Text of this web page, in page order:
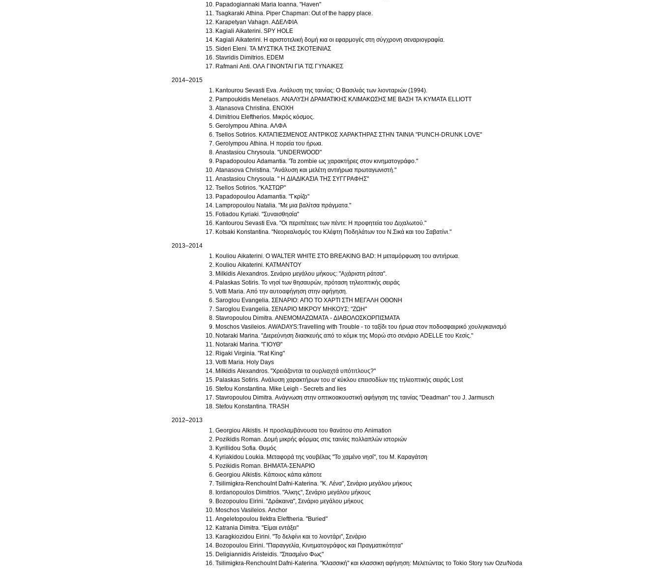
Papadogiannaki Maria Ioanna. "Haven"
Tsagkaraki Athina. Piper Chapman: Out of the happy place.
Karapetyan Vahagn. ΑΔΕΛΦΙΑ
Kagiali Aikaterini. SPY HOLE
Kagiali Aikaterini. Η αριστοτελική δομή κια οι εφαρμογές στη σύγχρονη σεναριογραφία.
Sideri Eleni. ΤΑ ΜΥΣΤΙΚΑ ΤΗΣ ΣΚΟΤΕΙΝΙΑΣ
Stavridis Dimitrios. EDEM
Rafmani Anti. ΟΛΑ ΓΙΝΟΝΤΑΙ ΓΙΑ ΤΙΣ ΓΥΝΑΙΚΕΣ
2014–2015
Kantourou Sevasti Eva. Ανάλυση της ταινίας: Ο Βασιλιάς των λιονταριών (1994).
Pampoukidis Menelaos. ΑΝΑΛΥΣΗ ΔΡΑΜΑΤΙΚΗΣ ΚΛΙΜΑΚΩΣΗΣ ΜΕ ΒΑΣΗ ΤΑ ΚΥΜΑΤΑ ELLIOTT
Atanasova Christina. ΕΝΟΧΗ
Dimitriou Eleftherios. Μικρός κόσμος.
Gerolympou Athina. ΑΛΦΑ
Tsellos Sotirios. ΚΑΤΑΠΙΕΣΜΕΝΟΣ ΑΝΤΡΙΚΟΣ ΧΑΡΑΚΤΗΡΑΣ ΣΤΗΝ ΤΑΙΝΙΑ "PUNCH-DRUNK LOVE"
Gerolympou Athina. Η πορεία του ήρωα.
Anastasiou Chrysoula. "UNDERWOOD"
Papadopoulou Adamantia. 'Τα zombie ως χαρακτήρες στον κινηματογράφο."
Atanasova Christina. "Ανάλυση και μελέτη αντιήρωα πρωταγωνιστή."
Anastasiou Chrysoula. " Η ΔΙΑΔΙΚΑΣΙΑ ΤΗΣ ΣΥΓΓΡΑΦΗΣ"
Tsellos Sotirios. "ΚΑΣΤΩΡ"
Papadopoulou Adamantia. "Γκρίζο"
Lampropoulou Natalia. "Με μια βαλίτσα πράγματα."
Fotiadou Kyriaki. "Συναισθησία"
Kantourou Sevasti Eva. "Οι περιπέτειες των πέντε: Η προφητεία του Διχαλωτού."
Kotsaki Konstantina. "Νεορεαλισμός του Κλέφτη Ποδηλάτων του Ν.Σικά και του Σαβατίνι."
2013–2014
Kouliou Aikaterini. Ο WALTER WHITE ΣΤΟ BREAKING BAD: Η μεταμόρφωση του αντιήρωα.
Kouliou Aikaterini. ΚΑΤΜΑΝΤΟΥ
Milkidis Alexandros. Σενάριο μεγάλου μήκους: "Αχάριστη ράτσα".
Palaskas Sotiris. Το νησί των θησαυρών, πρόταση τηλεοπτικής σειράς
Votti Maria. Από την αυτοαφήγηση στην αφήγηση.
Saroglou Evangelia. ΣΕΝΑΡΙΟ: ΑΠΟ ΤΟ ΧΑΡΤΙ ΣΤΗ ΜΕΓΑΛΗ ΟΘΟΝΗ
Saroglou Evangelia. ΣΕΝΑΡΙΟ ΜΙΚΡΟΥ ΜΗΚΟΥΣ: "ΖΩΗ"
Stavropoulou Dimitra. ΑΝΕΜΟΜΑΖΩΜΑΤΑ - ΔΙΑΒΟΛΟΣΚΟΡΠΙΣΜΑΤΑ
Moschos Vasileios. AWADAYS:Travelling with Trouble - το ταξίδι του ήρωα στον ποδοσφαιρικό χουλιγκανισμό
Notaraki Marina. "Διερεύνηση διασκευής από το κόμικ της Μορώ στο σενάριο ADELLE του Κεσίς."
Notaraki Marina. "ΓΙΟΥΘ"
Rigaki Virginia. "Rat King"
Votti Maria. Holy Days
Milkidis Alexandros. "Χρειάζονται τα ουρλιαχτά υπότιτλους?"
Palaskas Sotiris. Ανάλυση χαρακτήρων του α' κύκλου επεισοδίων της τηλεοπτικής σειράς Lost
Stefou Konstantina. Mike Leigh - Secrets and lies
Stavropoulou Dimitra. Ανάγνωση στην οπτικοακουστική αφήγηση της ταινίας "Deadman" του J. Jarmusch
Stefou Konstantina. TRASH
2012–2013
Georgiou Alkistis. Η προσλαμβάνουσα του θανάτου στο Animation
Pozikidis Roman. Δομή μικρής φόρμας στις ταινίες πολλαπλών ιστοριών
Kyrillidou Sofia. Θυμός
Kyriakidou Loukia. Μεταφορά της νουβέλας "Το χαμένο νησί", του Μ. Καραγάτση
Pozikidis Roman. ΒΗΜΑΤΑ-ΣΕΝΑΡΙΟ
Georgiou Alkistis. Κάποιος κάπα κάποτε
Tsilimigkra-Renchoulnt Dafni-Katerina. "Κ. Λένα", Σενάριο μεγάλου μήκους
Iordanopoulos Dimitrios. "Άλκης", Σενάριο μεγάλου μήκους
Bozopoulou Eirini. "Δράκαινα", Σενάριο μεγάλου μήκους
Moschos Vasileios. Anchor
Angeletopoulou Ilektra Eleftheria. "Buried"
Katrania Dimitra. "Είμαι εντάξει"
Karagkiozidou Eirini. "Το δελφίνι και το λιοντάρι", Σενάριο
Bozopoulou Eirini. "Παραγγελία, Κινηματογράφος και Πραγματικότητα"
Deligiannidis Aristeidis. "Σπασμένο Φως"
Tsilimigkra-Renchoulnt Dafni-Katerina. "Κλασσική" και κλασσικη αφήγηση: Μελετώντας το Tokio Story των Ozu/Noda